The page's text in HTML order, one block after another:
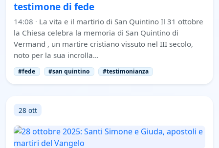
testimone di fede
14:08 · La vita e il martirio di San Quintino Il 31 ottobre
la Chiesa celebra la memoria di San Quintino di
Vermand , un martire cristiano vissuto nel III secolo,
noto per la sua incrolla…
#fede #san quintino #testimonianza
28 ott